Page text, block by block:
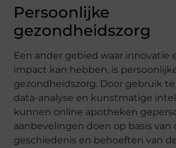
Persoonlijke
gezondheidszorg
Een ander gebied waar innovatie
impact kan hebben, is
gezondheidszorg. Door gebruik
data-analyse en kunstmatige
kunnen online apotheken
aanbevelingen doen op basis van
geschiedenis en behoeften van